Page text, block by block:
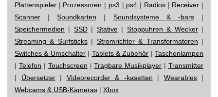
Plattenspieler | Prozessoren | ps3 | ps4 | Radios| Receiver |
Scanner |Soundkarten | Soundsysteme & -bars|
Speichermedien | SSD| Stative| Stoppuhren & Wecker|
Streaming & Surfsticks| Stromrichter & Transformatoren |
Switches & Umschalter| Tablets & Zubehör | Taschenlampen
| Telefon | Touchscreen |Tragbare Musikplayer | Transmitter
| Übersetzer| Videorecorder & -kasetten | Wearables|
Webcams & USB-Kameras | Xbox